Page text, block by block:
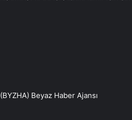
Beyaz Haber Ajansı